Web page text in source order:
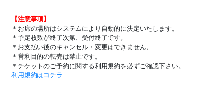
【注意事項】
＊お席の場所はシステムにより自動的に決定いたします。
＊予定枚数が終了次第、受付終了です。
＊お支払い後のキャンセル・変更はできません。
＊営利目的の転売は禁止です。
＊チケットのご予約に関する利用規約を必ずご確認下さい。
利用規約はコチラ